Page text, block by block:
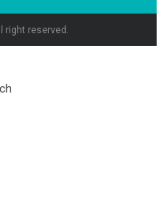
right reserved.